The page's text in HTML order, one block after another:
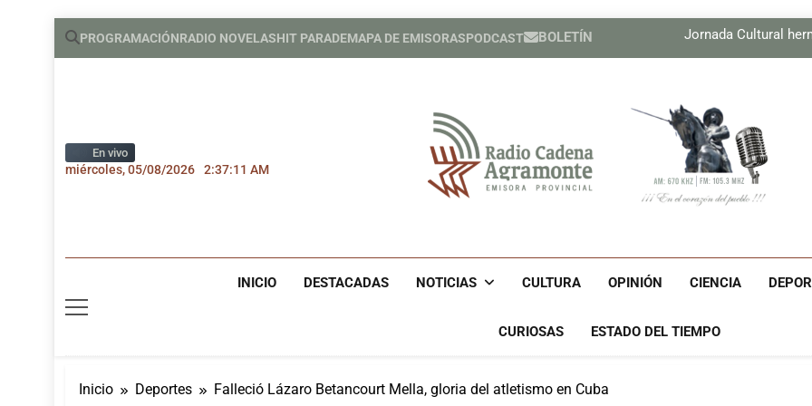
Saltar
PROGRAMACIÓNRADIO NOVELASHIT PARADEMAPA DE EMISORASPODCAST BOLETÍN
Jornada Cultural
Jornada Cultural
Compañía
En vivo
miércoles, 05/08/2026 2:37:12 AM
Radio Cadena
INICIO DESTACADAS NOTICIAS CULTURA OPINIÓN CIENCIA
CURIOSAS ESTADO DEL TIEMPO
Inicio Deportes Falleció Lázaro Betancourt Mella, gloria del atletismo en Cuba